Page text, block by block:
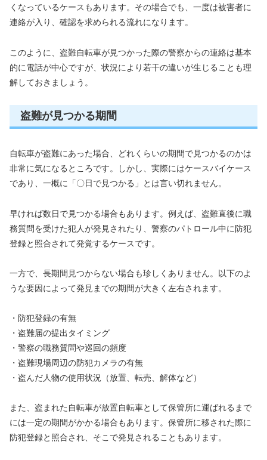
くなっているケースもあります。その場合でも、一度は被害者に
連絡が入り、確認を求められる流れになります。
このように、盗難自転車が見つかった際の警察からの連絡は基本
的に電話が中心ですが、状況により若干の違いが生じることも理
解しておきましょう。
盗難が見つかる期間
自転車が盗難にあった場合、どれくらいの期間で見つかるのかは
非常に気になるところです。しかし、実際にはケースバイケース
であり、一概に「〇日で見つかる」とは言い切れません。
早ければ数日で見つかる場合もあります。例えば、盗難直後に職
務質問を受けた犯人が発見されたり、警察のパトロール中に防犯
登録と照合されて発覚するケースです。
一方で、長期間見つからない場合も珍しくありません。以下のよ
うな要因によって発見までの期間が大きく左右されます。
・防犯登録の有無
・盗難届の提出タイミング
・警察の職務質問や巡回の頻度
・盗難現場周辺の防犯カメラの有無
・盗んだ人物の使用状況（放置、転売、解体など）
また、盗まれた自転車が放置自転車として保管所に運ばれるまで
には一定の期間がかかる場合もあります。保管所に移された際に
防犯登録と照合され、そこで発見されることもあります。